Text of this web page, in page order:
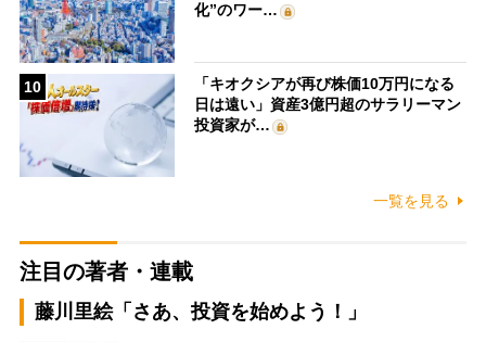
化”のワー…
10
「キオクシアが再び株価10万円になる
日は遠い」資産3億円超のサラリーマン
投資家が…
一覧を見る
注目の著者・連載
藤川里絵「さあ、投資を始めよう！」